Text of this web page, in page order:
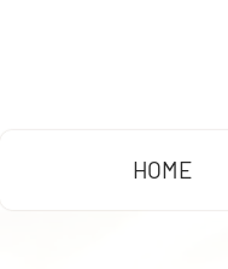
HOME